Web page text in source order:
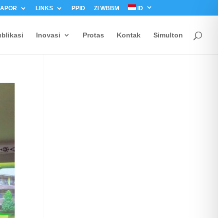
LINKS PPID ZI WBBM ID
Inovasi Protas Kontak Simulton